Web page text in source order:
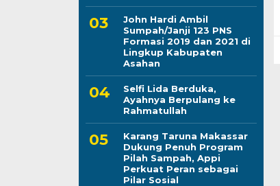
John Hardi Ambil
Sumpah/Janji 123 PNS
Formasi 2019 dan 2021 di
Lingkup Kabupaten
Asahan
Selfi Lida Berduka,
Ayahnya Berpulang ke
Rahmatullah
Karang Taruna Makassar
Dukung Penuh Program
Pilah Sampah, Appi
Perkuat Peran sebagai
Pilar Sosial